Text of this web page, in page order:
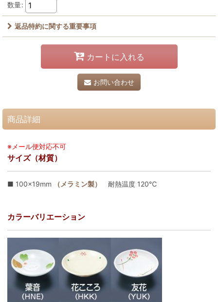
数量:
返品特約に関する重要事項
カートに入れる
お問い合わせ
商品詳細
※メール便対応不可
サイズ（材質）
■ 100×19mm （メラミン製） 耐熱温度 120℃
カラーバリエーション